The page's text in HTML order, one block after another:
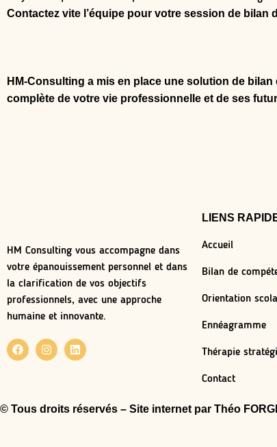
Contactez vite l’équipe pour votre session de bilan
HM-Consulting a mis en place une solution de
complète de votre vie professionnelle et de ses
HM Consulting vous accompagne dans
votre épanouissement personnel et dans
la clarification de vos objectifs
professionnels, avec une approche
humaine et innovante.
LIENS
Accueil
Bilan de
Orientation
Ennéagramme
Thérapie
Contact
© Tous droits réservés – Site internet par Théo